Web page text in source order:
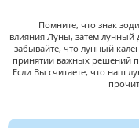
Помните, что знак
влияния Луны, затем
забывайте, что лунный
принятии важных решений
Если Вы считаете, что наш